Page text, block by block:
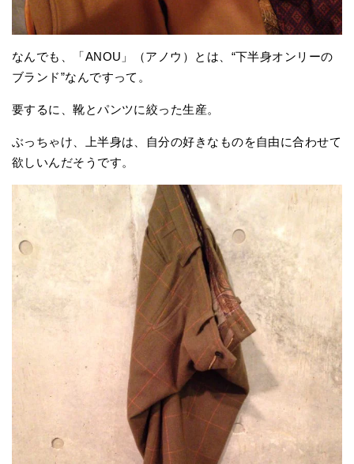
なんでも、「ANOU」（アノウ）とは、“下半身オンリーの
ブランド”なんですって。
要するに、靴とパンツに絞った生産。
ぶっちゃけ、上半身は、自分の好きなものを自由に合わせて
欲しいんだそうです。